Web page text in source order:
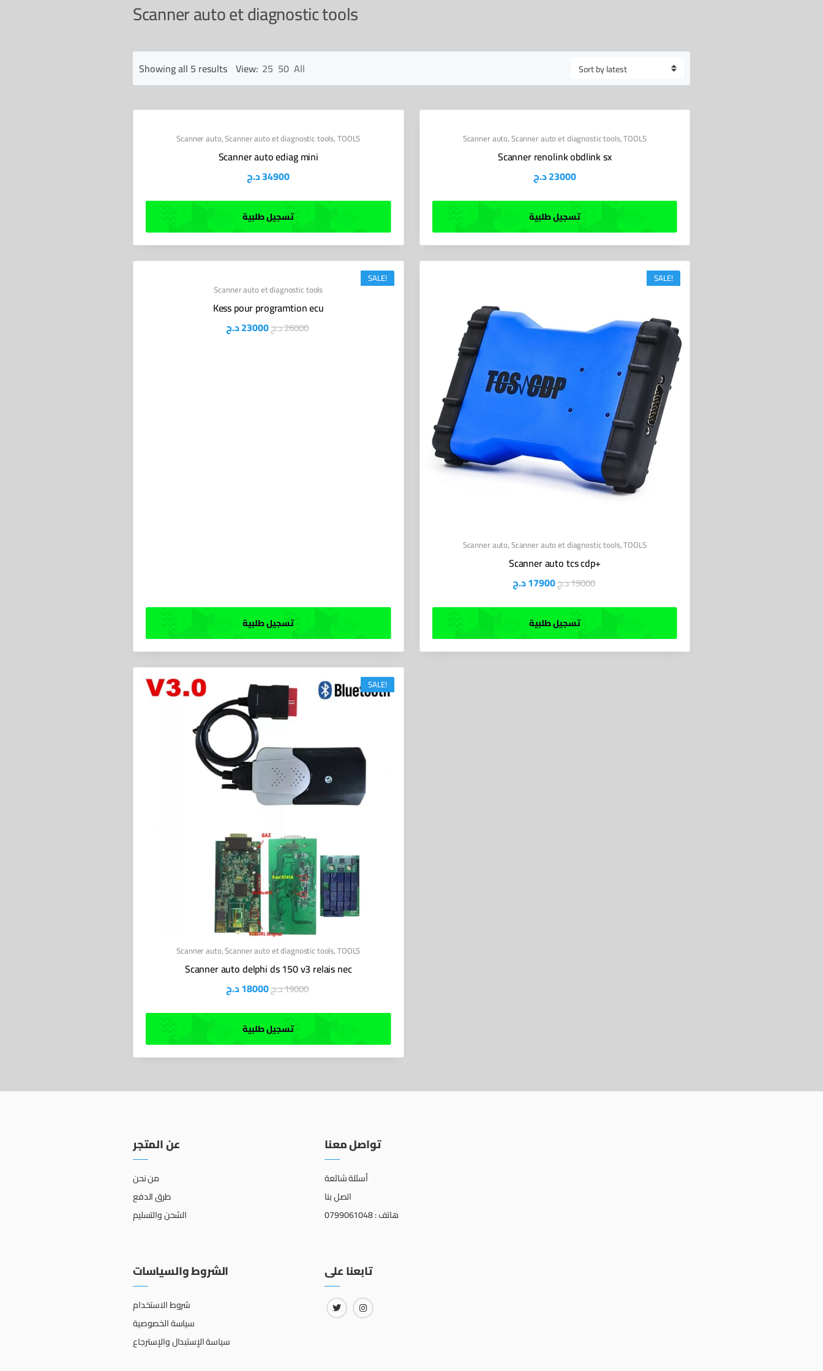
Scanner auto et diagnostic tools
Showing all 5 resultsSorted
by
View: 25 50 All
Scanner auto,Scanner auto et diagnostic tools,TOOLS
Scanner auto ediag mini
34900د.ج
تسجيل طلبية
Scanner auto,Scanner auto et diagnostic tools,TOOLS
Scanner renolink obdlink sx
23000د.ج
تسجيل طلبية
SALE!
Scanner auto et diagnostic tools
Kess pour programtion ecu
23000د.ج 26000د.ج
تسجيل طلبية
SALE!
Scanner auto,Scanner auto et diagnostic tools,TOOLS
Scanner auto tcs cdp+
17900د.ج 19000د.ج
تسجيل طلبية
SALE!
Scanner auto,Scanner auto et diagnostic tools,TOOLS
Scanner auto delphi ds 150 v3 relais nec
18000د.ج 19000د.ج
تسجيل طلبية
عن المتجر
من نحن
طرق الدفع
الشحن والتسليم
الشروط والسياسات
شروط الاستخدام
سياسة الخصوصية
سياسة الإستبدال والإسترجاع
تواصل معنا
أسئلة شائعة
اتصل بنا
هاتف : 0799061048
تابعنا على